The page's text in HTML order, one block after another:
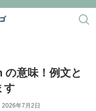
の意味！例文と
す
2026年7月2日